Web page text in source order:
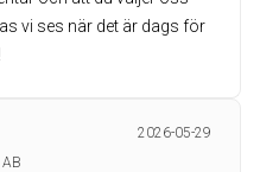
vi ses när det är dags för
2026-05-29